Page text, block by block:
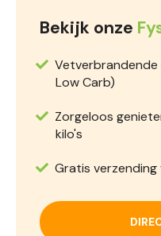
Bekijk onze
Low Carb)
Zorgeloos
kilo's
Gratis verzending